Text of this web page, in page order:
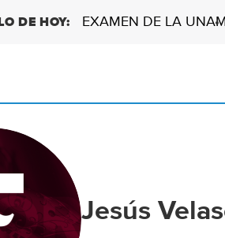
LO DE HOY: EXAMEN DE LA UNAM
Jesús